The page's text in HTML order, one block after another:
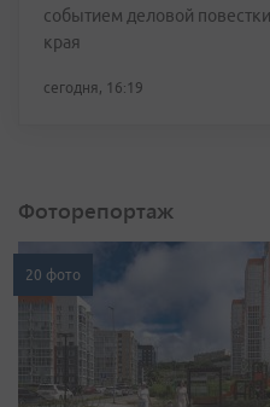
событием деловой
края
сегодня, 16:19
Фоторепортаж
20 фото